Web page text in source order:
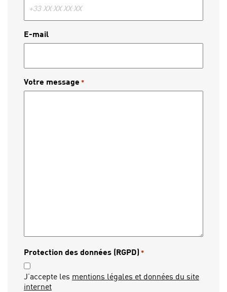
E-mail
Votre message *
Protection des données (RGPD) *
J’accepte les mentions légales et données du site
internet